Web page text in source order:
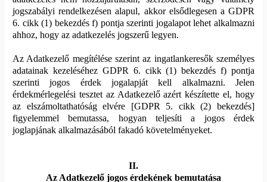
jogszabályi rendelkezésen alapul, akkor elsődlegesen a GDPR
6. cikk (1) bekezdés f) pontja szerinti jogalapot lehet alkalmazni
ahhoz, hogy az adatkezelés jogszerű legyen.
Az Adatkezelő megítélése szerint az ingatlankeresők személyes
adatainak kezeléséhez GDPR 6. cikk (1) bekezdés f) pontja
szerinti jogos érdek jogalapját kell alkalmazni. Jelen
érdekmérlegelési tesztet az Adatkezelő azért készítette el, hogy
az elszámoltathatóság elvére [GDPR 5. cikk (2) bekezdés]
figyelemmel bemutassa, hogyan teljesíti a jogos érdek
joglapjának alkalmazásából fakadó követelményeket.
II.
Az Adatkezelő jogos érdekének bemutatása